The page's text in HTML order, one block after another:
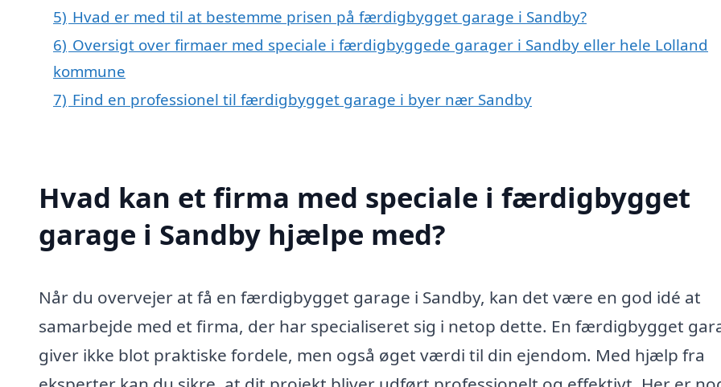
5) Hvad er med til at bestemme prisen på færdigbygget garage i Sandby?
6) Oversigt over firmaer med speciale i færdigbyggede garager i Sandby eller hele Lolland
kommune
7) Find en professionel til færdigbygget garage i byer nær Sandby
Hvad kan et firma med speciale i færdigbygget
garage i Sandby hjælpe med?
Når du overvejer at få en færdigbygget garage i Sandby, kan det være en god idé at
samarbejde med et firma, der har specialiseret sig i netop dette. En færdigbygget
giver ikke blot praktiske fordele, men også øget værdi til din ejendom. Med hjælp fra